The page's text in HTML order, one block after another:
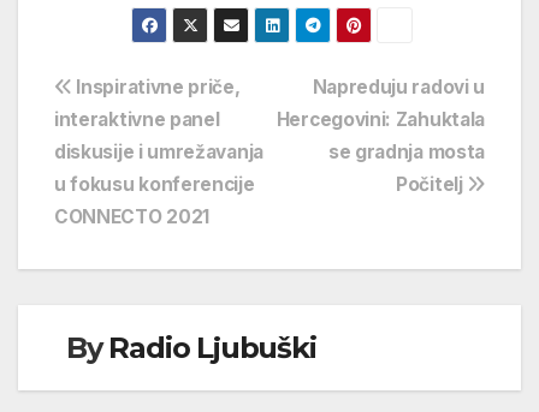
Navigacija
objava
Napreduju radovi u
Hercegovini: Zahuktala
se gradnja mosta
Počitelj
Inspirativne priče,
interaktivne panel
diskusije i umrežavanja
u fokusu konferencije
CONNECTO 2021
ByRadio Ljubuški